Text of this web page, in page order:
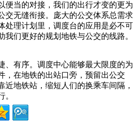
当的对接，我们的出行才变的更为
交无缝衔接。庞大的公交体系总需求
处理计划里，调度台的应用是必不可
我们更好的规划地铁与公交的线路。
有序。调度中心能够最大限度的为
，在地铁的出站口旁，预留出公交
近地铁站，缩短人们的换乘车间隔，
。